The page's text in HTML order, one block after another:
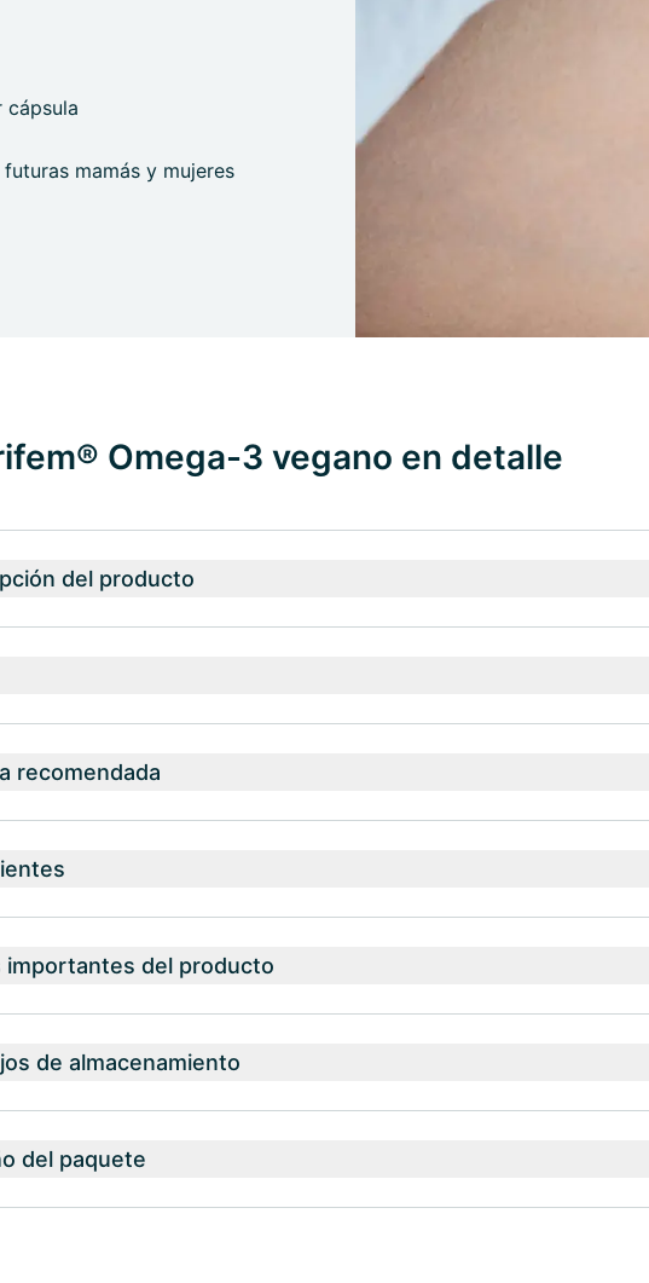
cápsula
mamás y mujeres
Omega-3 vegano en detalle
del producto
recomendada
importantes del producto
de almacenamiento
del paquete